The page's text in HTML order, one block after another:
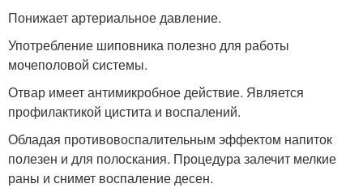
Понижает артериальное давление.
Употребление шиповника полезно для работы
мочеполовой системы.
Отвар имеет антимикробное действие. Является
профилактикой цистита и воспалений.
Обладая противовоспалительным эффектом напиток
полезен и для полоскания. Процедура залечит мелкие
раны и снимет воспаление десен.